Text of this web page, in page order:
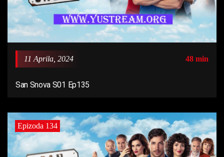
11 Aprila, 2024 48 min
San Snova S01 Ep135
Epizoda 134